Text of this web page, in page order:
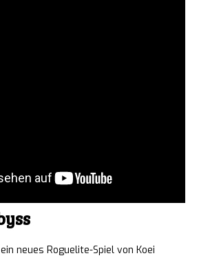
neues Roguelite-Spiel von Koei